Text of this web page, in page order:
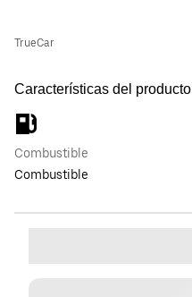
TrueCar
Características del producto
Combustible
Combustible